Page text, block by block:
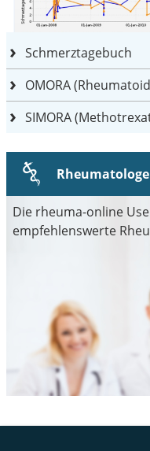
Schmerztagebuch
OMORA
SIMORA
Die rheuma-online
empfehlenswerte